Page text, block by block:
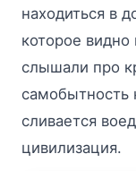
находиться в
которое видно
слышали про
самобытность
сливается
цивилизация.